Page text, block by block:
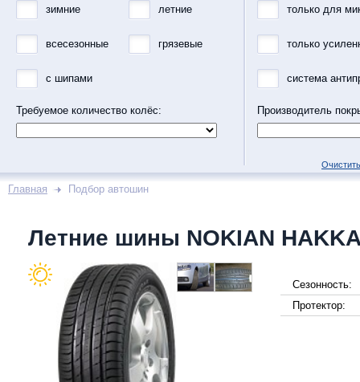
зимние
летние
всесезонные грязевые
с шипами
Требуемое количество колёс:
только для
только
система
Производитель
Главная Подбор автошин
Летние шины NOKIAN
Сезонность:
Протектор: